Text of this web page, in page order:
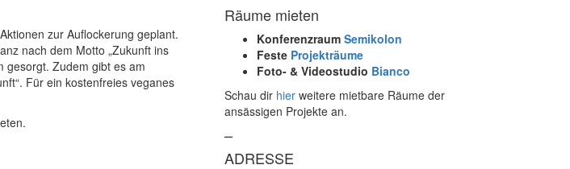
zur Auflockerung geplant.
nach dem Motto „Zukunft ins
gesorgt. Zudem gibt es am
Für ein kostenfreies veganes
Räume mieten
Konferenzraum Semikolon
Feste Projekträume
Foto- & Videostudio Bianco
Schau dir hier weitere mietbare Räume der
ansässigen Projekte an.
–
ADRESSE